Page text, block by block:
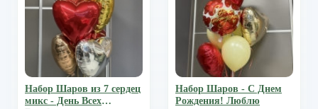
Набор Шаров из 7 сердец
микс - День Всех
Набор Шаров - С Днем
Рождения! Люблю